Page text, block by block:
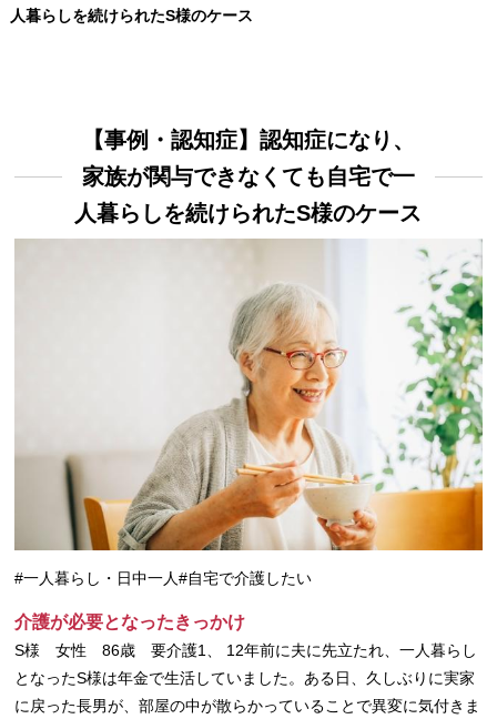
人暮らしを続けられたS様のケース
【事例・認知症】認知症になり、
家族が関与できなくても自宅で一
人暮らしを続けられたS様のケース
#一人暮らし・日中一人#自宅で介護したい
介護が必要となったきっかけ
S様 女性 86歳 要介護1、 12年前に夫に先立たれ、一人暮らし
となったS様は年金で生活していました。ある日、久しぶりに実家
に戻った長男が、部屋の中が散らかっていることで異変に気付きま